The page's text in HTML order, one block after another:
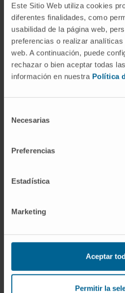
Este Sitio Web utiliza cookies
diferentes finalidades, como
usabilidad de la página web,
preferencias o realizar
web. A continuación, puede
rechazar o bien aceptar todas
información en nuestra Política
Necesarias
Preferencias
Estadística
Marketing
Aceptar
Permitir la
el jurado de los Auténtica
2023 ha destacado el
Luque en la creación de
para más de 60
alimenticias de las que
día, los pacientes
“Recibir este premio supone
esta andadura que empezó
todo mi equipo, que rema en
hace posible que la
destacado la chef
Este es el segundo galardón
Luque recibe este año. El
Universidad de Navarra en
premio en el III concurso de la
de Hostelería Hospitalaria.